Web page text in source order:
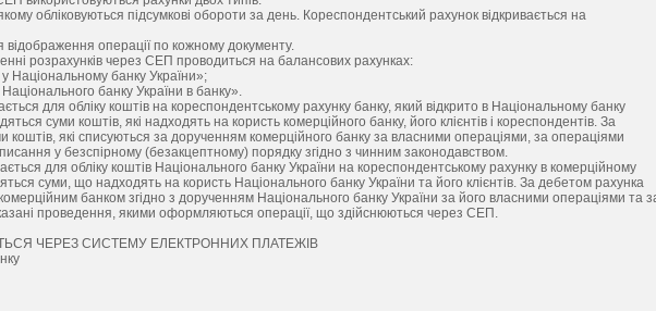
обліковуються підсумкові обороти за день. Кореспондентський рахунок відкривається на
відображення операції по кожному документу.
розрахунків через СЕП проводиться на балансових рахунках:
Національному банку України»;
банку України в банку».
для обліку коштів на кореспондентському рахунку банку, який відкрито в Національному банку
суми коштів, які надходять на користь комерційного банку, його клієнтів і кореспондентів. За
коштів, які списуються за дорученням комерційного банку за власними операціями, за операціями
у безспірному (безакцептному) порядку згідно з чинним законодавством.
для обліку коштів Національного банку України на кореспондентському рахунку в комерційному
суми, що надходять на користь Національного банку України та його клієнтів. За дебетом рахунка
банком згідно з дорученням Національного банку України за його власними операціями та
проведення, якими оформляються операції, що здійснюються через СЕП.
ЧЕРЕЗ СИСТЕМУ ЕЛЕКТРОННИХ ПЛАТЕЖІВ